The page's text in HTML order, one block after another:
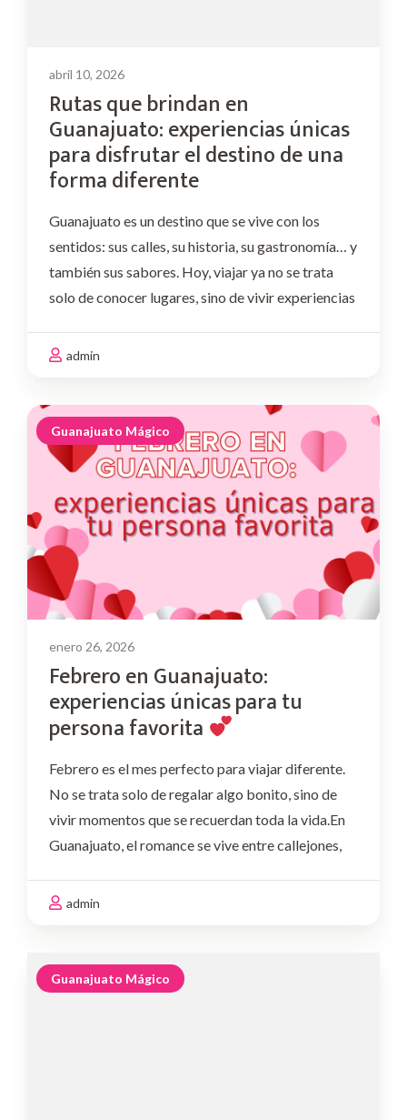
abril 10, 2026
Rutas que brindan en
Guanajuato: experiencias únicas
para disfrutar el destino de una
forma diferente
Guanajuato es un destino que se vive con los
sentidos: sus calles, su historia, su gastronomía… y
también sus sabores. Hoy, viajar ya no se trata
solo de conocer lugares, sino de vivir experiencias
destino desde nuevas perspectivas. Por …
admin
Guanajuato Mágico
enero 26, 2026
Febrero en Guanajuato:
experiencias únicas para tu
persona favorita
Febrero es el mes perfecto para viajar diferente.
No se trata solo de regalar algo bonito, sino de
vivir momentos que se recuerdan toda la vida.En
Guanajuato, el romance se vive entre callejones,
intención. Si este mes quieres …
admin
Guanajuato Mágico